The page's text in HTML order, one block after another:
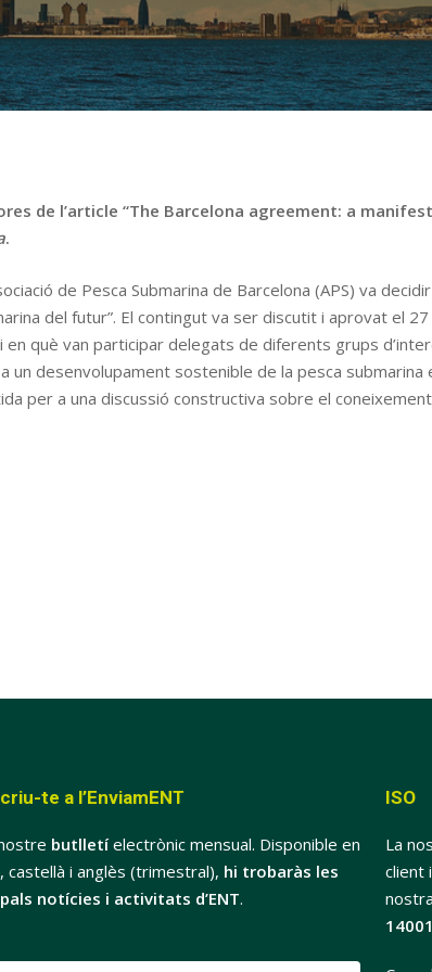
de l’article “The Barcelona agreement: a
.
de Pesca Submarina de Barcelona (APS) va
del futur”. El contingut va ser discutit i aprovat el
què van participar delegats de diferents grups
desenvolupament sostenible de la pesca submarina
per a una discussió constructiva sobre el
te a l’EnviamENT
butlletí electrònic mensual. Disponible en
castellà i anglès (trimestral), hi trobaràs les
notícies i activitats d’ENT.
ISO
La
client